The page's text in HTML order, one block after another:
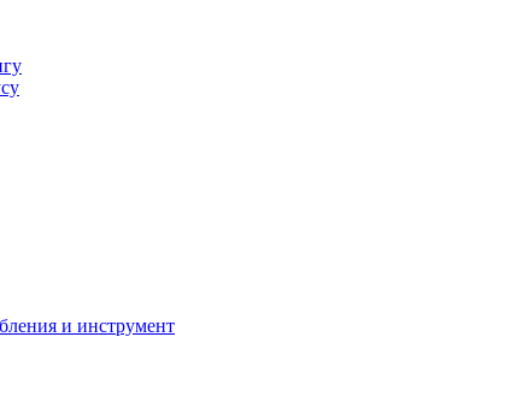
и инструмент